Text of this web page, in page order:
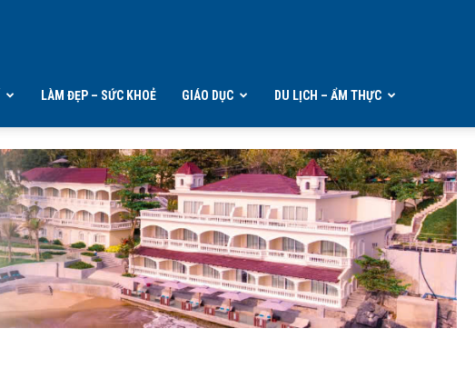
LÀM ĐẸP – SỨC KHOẺ GIÁO DỤC DU LỊCH – ẨM THỰC